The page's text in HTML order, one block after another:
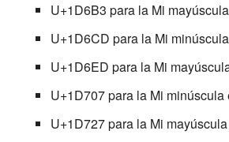
U+1D6B3 para la Mi
U+1D6CD para la Mi
U+1D6ED para la Mi
U+1D707 para la Mi minúscula
U+1D727 para la Mi